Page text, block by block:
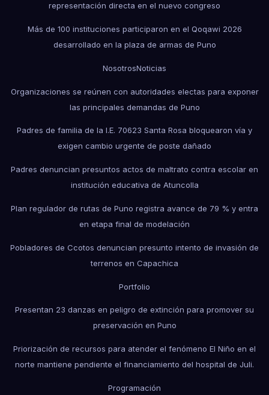
representación directa en el nuevo congreso
Más de 100 instituciones participaron en el Qoqawi 2026
desarrollado en la plaza de armas de Puno
NosotrosNoticias
Organizaciones se reúnen con autoridades electas para exponer
las principales demandas de Puno
Padres de familia de la I.E. 70623 Santa Rosa bloquearon vía y
exigen cambio urgente de poste dañado
Padres denuncian presuntos actos de maltrato contra escolar en
institución educativa de Atuncolla
Plan regulador de rutas de Puno registra avance de 79 % y entra
en etapa final de modelación
Pobladores de Ccotos denuncian presunto intento de invasión de
terrenos en Capachica
Portfolio
Presentan 23 danzas en peligro de extinción para promover su
preservación en Puno
Priorización de recursos para atender el fenómeno El Niño en el
norte mantiene pendiente el financiamiento del hospital de Juli.
Programación